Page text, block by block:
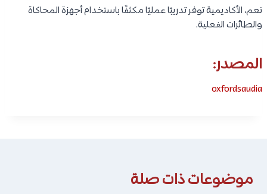
نعم، الأكاديمية توفر تدريبًا عمليًا مكثفًا باستخدام أجهزة المحاكاة
والطائرات الفعلية.
المصدر:
oxfordsaudia
موضوعات ذات صلة